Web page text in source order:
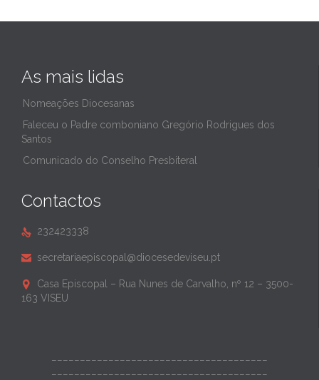
As mais lidas
Nomeações Diocesanas
Faleceu o Padre comboniano Gregório Rodrigues dos
Santos
Comunicado do Conselho Presbiteral
Contactos
 232423338
 secretariaepiscopal@diocesedeviseu.pt

Casa Episcopal – Rua Nunes de Carvalho, nº 12 – 3500-
163 VISEU